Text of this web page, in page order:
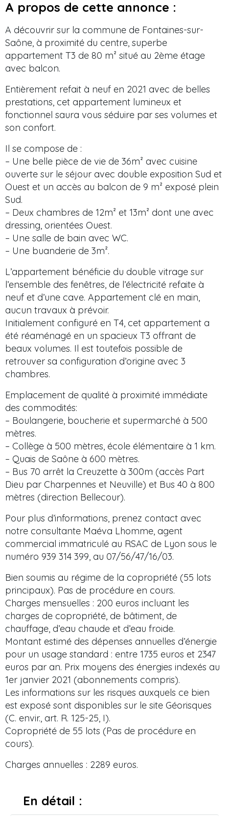
A propos de cette annonce :
A découvrir sur la commune de Fontaines-sur-
Saône, à proximité du centre, superbe
appartement T3 de 80 m² situé au 2ème étage
avec balcon.
Entièrement refait à neuf en 2021 avec de belles
prestations, cet appartement lumineux et
fonctionnel saura vous séduire par ses volumes et
son confort.
Il se compose de :
– Une belle pièce de vie de 36m² avec cuisine
ouverte sur le séjour avec double exposition Sud et
Ouest et un accès au balcon de 9 m² exposé plein
Sud.
– Deux chambres de 12m² et 13m² dont une avec
dressing, orientées Ouest.
– Une salle de bain avec WC.
– Une buanderie de 3m².
L’appartement bénéficie du double vitrage sur
l’ensemble des fenêtres, de l’électricité refaite à
neuf et d’une cave. Appartement clé en main,
aucun travaux à prévoir.
Initialement configuré en T4, cet appartement a
été réaménagé en un spacieux T3 offrant de
beaux volumes. Il est toutefois possible de
retrouver sa configuration d’origine avec 3
chambres.
Emplacement de qualité à proximité immédiate
des commodités:
– Boulangerie, boucherie et supermarché à 500
mètres.
– Collège à 500 mètres, école élémentaire à 1 km.
– Quais de Saône à 600 mètres.
– Bus 70 arrêt la Creuzette à 300m (accès Part
Dieu par Charpennes et Neuville) et Bus 40 à 800
mètres (direction Bellecour).
Pour plus d’informations, prenez contact avec
notre consultante Maéva Lhomme, agent
commercial immatriculé au RSAC de Lyon sous le
numéro 939 314 399, au 07/56/47/16/03.
Bien soumis au régime de la copropriété (55 lots
principaux). Pas de procédure en cours.
Charges mensuelles : 200 euros incluant les
charges de copropriété, de bâtiment, de
chauffage, d’eau chaude et d’eau froide.
Montant estimé des dépenses annuelles d’énergie
pour un usage standard : entre 1735 euros et 2347
euros par an. Prix moyens des énergies indexés au
1er janvier 2021 (abonnements compris).
Les informations sur les risques auxquels ce bien
est exposé sont disponibles sur le site Géorisques
(C. envir., art. R. 125-25, I).
Copropriété de 55 lots (Pas de procédure en
cours).
Charges annuelles : 2289 euros.
En détail :